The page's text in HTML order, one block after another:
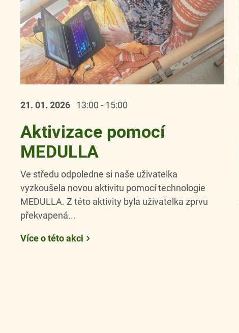
21. 01. 2026 13:00 - 15:00
Aktivizace pomocí
MEDULLA
Ve středu odpoledne si naše uživatelka
vyzkoušela novou aktivitu pomocí technologie
MEDULLA. Z této aktivity byla uživatelka zprvu
překvapená...
Více o této akci